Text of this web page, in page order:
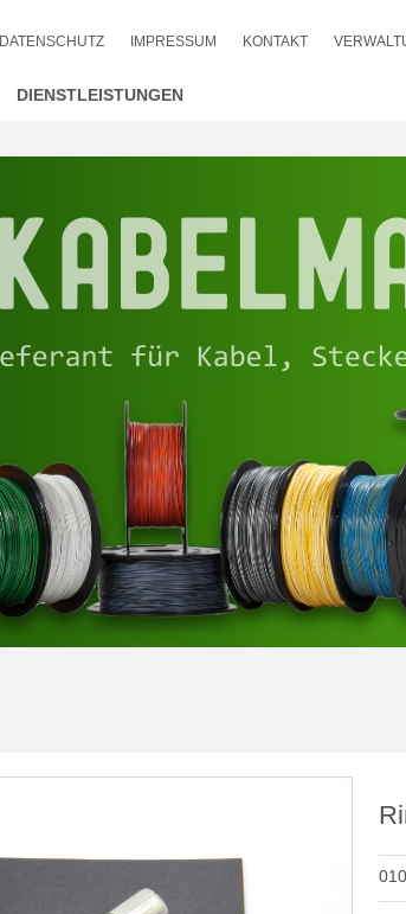
DATENSCHUTZ IMPRESSUM KONTAKT
DIENSTLEISTUNGEN